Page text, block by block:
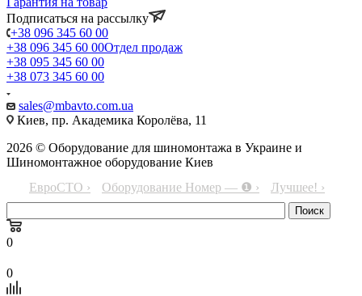
Подписаться на рассылку
+38 096 345 60 00
+38 096 345 60 00Отдел продаж
+38 095 345 60 00
+38 073 345 60 00
sales@mbavto.com.ua
Киев, пр. Академика Королёва, 11
2026 © Оборудование для шиномонтажа в Украине и
Шиномонтажное оборудование Киев
ЕвроСТО ›
Оборудование Номер — ❶ › Лучшее! ›
0
0